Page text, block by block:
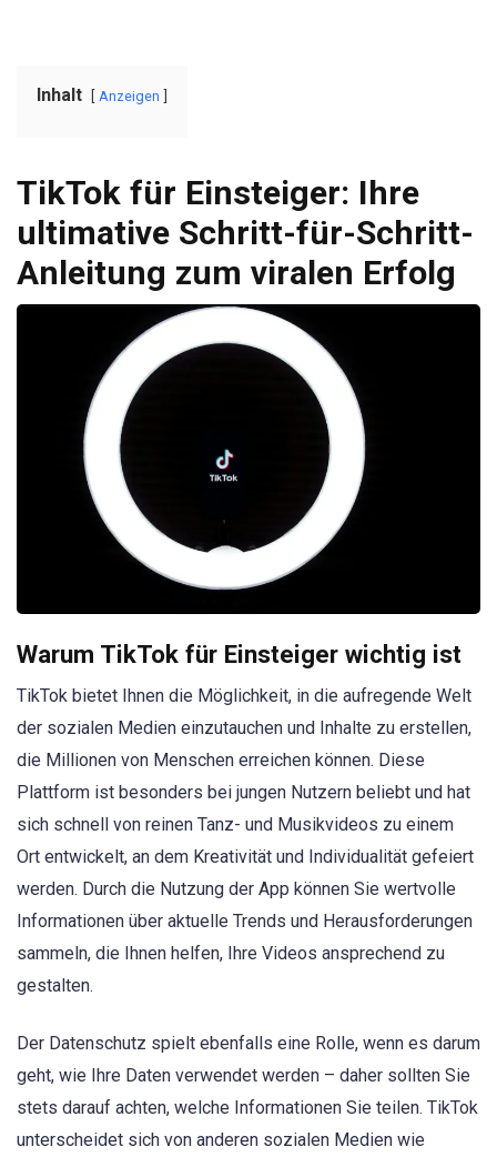
Inhalt Anzeigen
TikTok für Einsteiger: Ihre
ultimative Schritt-für-Schritt-
Anleitung zum viralen Erfolg
Warum TikTok für Einsteiger wichtig ist
TikTok bietet Ihnen die Möglichkeit, in die aufregende Welt
der sozialen Medien einzutauchen und Inhalte zu erstellen,
die Millionen von Menschen erreichen können. Diese
Plattform ist besonders bei jungen Nutzern beliebt und hat
sich schnell von reinen Tanz- und Musikvideos zu einem
Ort entwickelt, an dem Kreativität und Individualität gefeiert
werden. Durch die Nutzung der App können Sie wertvolle
Informationen über aktuelle Trends und Herausforderungen
sammeln, die Ihnen helfen, Ihre Videos ansprechend zu
gestalten.
Der Datenschutz spielt ebenfalls eine Rolle, wenn es darum
geht, wie Ihre Daten verwendet werden – daher sollten Sie
stets darauf achten, welche Informationen Sie teilen. TikTok
unterscheidet sich von anderen sozialen Medien wie